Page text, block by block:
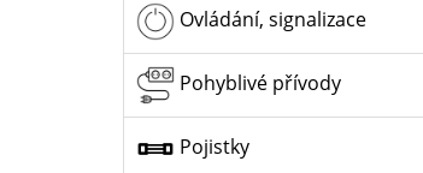
Ovládání, signalizace
Pohyblivé přívody
Pojistky